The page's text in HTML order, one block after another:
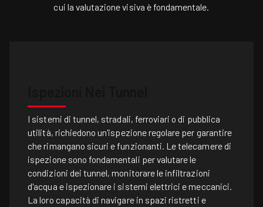
cui la valutazione visiva è fondamentale.
I sistemi di tunnel, stradali, ferroviari o di pubblica
utilità, richiedono un'ispezione regolare per garantire
che rimangano sicuri e funzionanti. Le telecamere di
ispezione sono fondamentali per valutare le
condizioni dei tunnel, monitorare le infiltrazioni
d'acqua e ispezionare i sistemi elettrici e meccanici.
La loro capacità di navigare in spazi ristretti e